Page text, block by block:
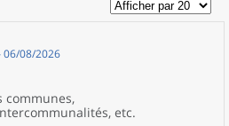
06/08/2026
communes,
etc.